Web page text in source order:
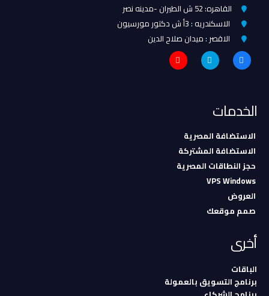
القاهره: 52 ش الطيران -مدينه نصر
الاسكندريه : 3أ ش دكتور مورسيون
الاقصر : ميدان صلاح الدين
الخدمات
الاستضافة المصرية
الاستضافة المشتركة
حجز النطاقات المصرية
VPS Windows
العروض
صمم موقعك
أخرى
الباقات
برنامج التسويق بالعمولة